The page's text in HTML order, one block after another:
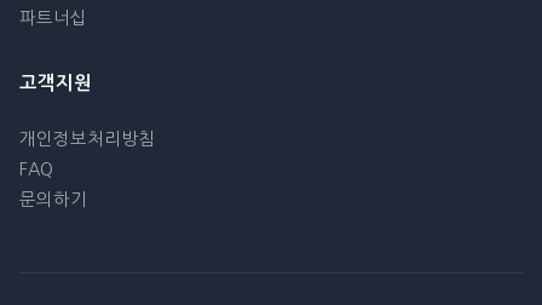
파트너십
고객지원
개인정보처리방침
FAQ
문의하기